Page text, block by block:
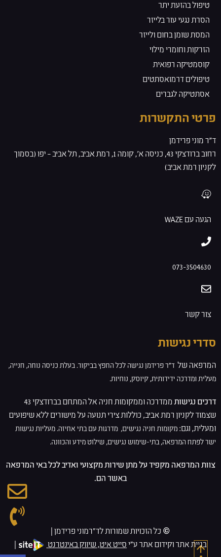
טיפול בהזעת יתר
הסרת נגעי עור בלייזר
המסת שומן בחום ולייזר
הזרקות וחומרי מילוי
קוסמטיקה רפואית
טיפולים דרמואסתטים
אסתטיקה לגברים
פרטי התקשרות
ד”ר מוני פרידמן
רחוב ברודצקי 43, כניסה א', קומה 1, רמת אביב, תל אביב – יפו (בסמוך
לקניון רמת אביב)
הגעה עם WAZE
073-3504630
צור קשר
סדרי נגישות
המרפאה של ד”ר פרידמן נגישה לכל החפץ בביקור. בעלת כניסה נוחה, חנייה,
מעלית ומדרכה ידידותית, קיוסק, נוחיות.
דרכים נגישות
ממדרכה וממקומות חניה אל המתחם בברודצקי 43
שצמוד לקניון רמת אביב, כוללות צירי תנועה על מישורים ללא שיפועים
ומעלית, וגם: מקומות חניה נגישים, מדרגות עם בתי אחיזה. מעליות נגישות
ישר לפתח המרפאה, בתי-שימוש נגישים, שילוט מידע והכוונה.
צוות המרפאה מקפיד על מתן שירות מקצועי ואדיב לכל באי המרפאה
באשר הם.
© כל הזכויות שמורות לד״רמוני פרידמן |
בניית אתר וקידום אתר ע"י סייט איט, שיווק באינטרנט